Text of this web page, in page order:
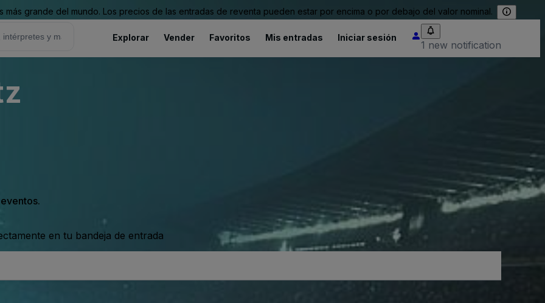
grande del mundo. Los precios de las entradas de reventa pueden estar por encima o por debajo del valor nominal.
Explorar Vender Favoritos Mis entradas Iniciar sesión
1 new notification
en tu bandeja de entrada